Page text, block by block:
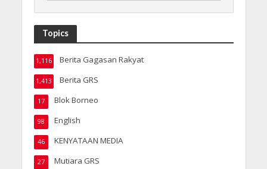
Topics
Berita Gagasan Rakyat
1,116
Berita GRS
1,413
Blok Borneo
17
English
98
KENYATAAN MEDIA
46
Mutiara GRS
27